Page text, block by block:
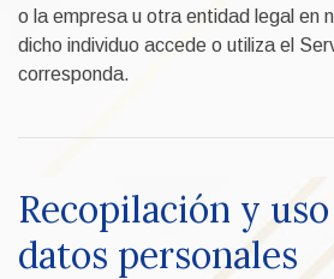
o la empresa u otra entidad legal en
dicho individuo accede o utiliza el
corresponda.
Recopilación y
datos personales